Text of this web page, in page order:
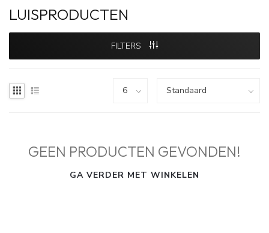
LUISPRODUCTEN
FILTERS
GEEN PRODUCTEN GEVONDEN!
GA VERDER MET WINKELEN